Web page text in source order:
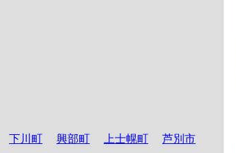
下川町 興部町 上士幌町 芦別市